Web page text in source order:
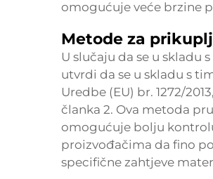
omogućuje veće brzine
Metode za
U slučaju da se u skladu
utvrdi da se u skladu s
Uredbe (EU) br. 1272/
članka 2. Ova metoda
omogućuje bolju
proizvođačima da fino
specifične zahtjeve